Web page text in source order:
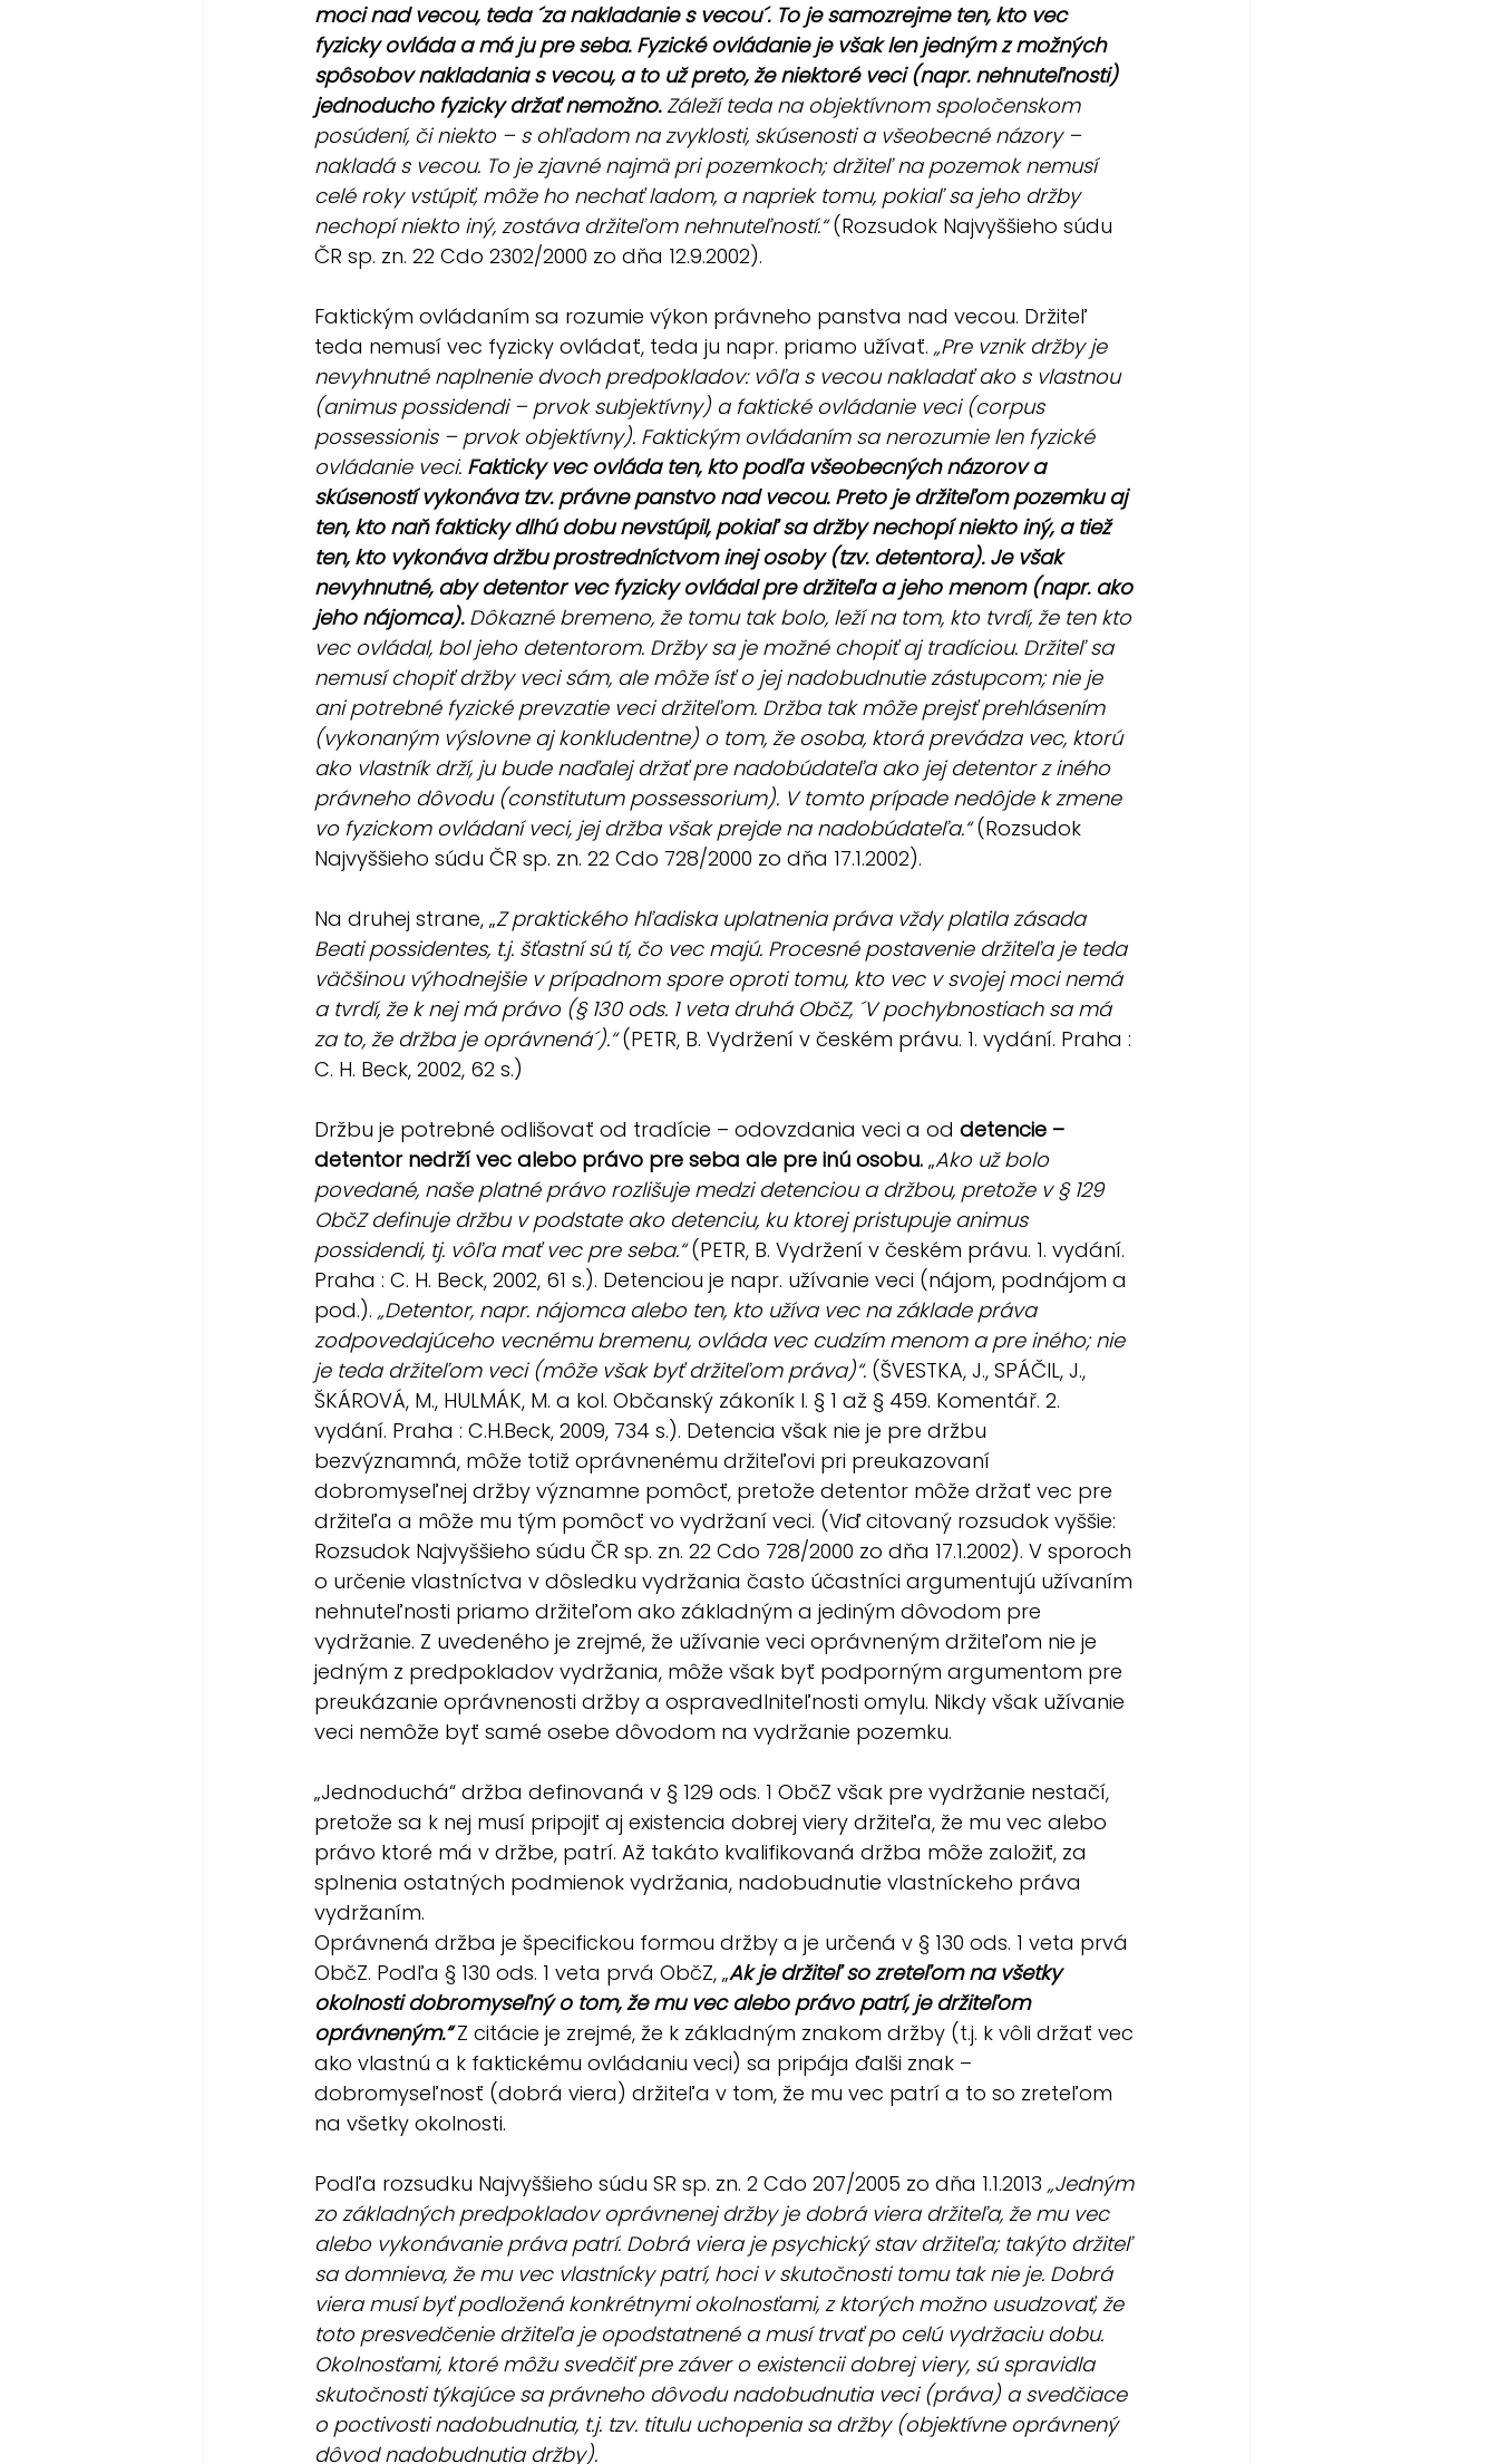
moci nad vecou, teda ´za nakladanie s vecou´. To je samozrejme ten, kto vec
fyzicky ovláda a má ju pre seba. Fyzické ovládanie je však len jedným z možných
spôsobov nakladania s vecou, a to už preto, že niektoré veci (napr. nehnuteľnosti)
jednoducho fyzicky držať nemožno. Záleží teda na objektívnom spoločenskom
posúdení, či niekto – s ohľadom na zvyklosti, skúsenosti a všeobecné názory –
nakladá s vecou. To je zjavné najmä pri pozemkoch; držiteľ na pozemok nemusí
celé roky vstúpiť, môže ho nechať ladom, a napriek tomu, pokiaľ sa jeho držby
nechopí niekto iný, zostáva držiteľom nehnuteľností.“ (Rozsudok Najvyššieho súdu
ČR sp. zn. 22 Cdo 2302/2000 zo dňa 12.9.2002).
Faktickým ovládaním sa rozumie výkon právneho panstva nad vecou. Držiteľ
teda nemusí vec fyzicky ovládať, teda ju napr. priamo užívať. „Pre vznik držby je
nevyhnutné naplnenie dvoch predpokladov: vôľa s vecou nakladať ako s vlastnou
(animus possidendi – prvok subjektívny) a faktické ovládanie veci (corpus
possessionis – prvok objektívny). Faktickým ovládaním sa nerozumie len fyzické
ovládanie veci. Fakticky vec ovláda ten, kto podľa všeobecných názorov a
skúseností vykonáva tzv. právne panstvo nad vecou. Preto je držiteľom pozemku aj
ten, kto naň fakticky dlhú dobu nevstúpil, pokiaľ sa držby nechopí niekto iný, a tiež
ten, kto vykonáva držbu prostredníctvom inej osoby (tzv. detentora). Je však
nevyhnutné, aby detentor vec fyzicky ovládal pre držiteľa a jeho menom (napr. ako
jeho nájomca). Dôkazné bremeno, že tomu tak bolo, leží na tom, kto tvrdí, že ten kto
vec ovládal, bol jeho detentorom. Držby sa je možné chopiť aj tradíciou. Držiteľ sa
nemusí chopiť držby veci sám, ale môže ísť o jej nadobudnutie zástupcom; nie je
ani potrebné fyzické prevzatie veci držiteľom. Držba tak môže prejsť prehlásením
(vykonaným výslovne aj konkludentne) o tom, že osoba, ktorá prevádza vec, ktorú
ako vlastník drží, ju bude naďalej držať pre nadobúdateľa ako jej detentor z iného
právneho dôvodu (constitutum possessorium). V tomto prípade nedôjde k zmene
vo fyzickom ovládaní veci, jej držba však prejde na nadobúdateľa.“ (Rozsudok
Najvyššieho súdu ČR sp. zn. 22 Cdo 728/2000 zo dňa 17.1.2002).
Na druhej strane, „Z praktického hľadiska uplatnenia práva vždy platila zásada
Beati possidentes, t.j. šťastní sú tí, čo vec majú. Procesné postavenie držiteľa je teda
väčšinou výhodnejšie v prípadnom spore oproti tomu, kto vec v svojej moci nemá
a tvrdí, že k nej má právo (§ 130 ods. 1 veta druhá ObčZ, ´V pochybnostiach sa má
za to, že držba je oprávnená´).“ (PETR, B. Vydržení v českém právu. 1. vydání. Praha :
C. H. Beck, 2002, 62 s.)
Držbu je potrebné odlišovať od tradície – odovzdania veci a od detencie –
detentor nedrží vec alebo právo pre seba ale pre inú osobu. „Ako už bolo
povedané, naše platné právo rozlišuje medzi detenciou a držbou, pretože v § 129
ObčZ definuje držbu v podstate ako detenciu, ku ktorej pristupuje animus
possidendi, tj. vôľa mať vec pre seba.“ (PETR, B. Vydržení v českém právu. 1. vydání.
Praha : C. H. Beck, 2002, 61 s.). Detenciou je napr. užívanie veci (nájom, podnájom a
pod.). „Detentor, napr. nájomca alebo ten, kto užíva vec na základe práva
zodpovedajúceho vecnému bremenu, ovláda vec cudzím menom a pre iného; nie
je teda držiteľom veci (môže však byť držiteľom práva)“. (ŠVESTKA, J., SPÁČIL, J.,
ŠKÁROVÁ, M., HULMÁK, M. a kol. Občanský zákoník I. § 1 až § 459. Komentář. 2.
vydání. Praha : C.H.Beck, 2009, 734 s.). Detencia však nie je pre držbu
bezvýznamná, môže totiž oprávnenému držiteľovi pri preukazovaní
dobromyseľnej držby významne pomôcť, pretože detentor môže držať vec pre
držiteľa a môže mu tým pomôcť vo vydržaní veci. (Viď citovaný rozsudok vyššie:
Rozsudok Najvyššieho súdu ČR sp. zn. 22 Cdo 728/2000 zo dňa 17.1.2002). V sporoch
o určenie vlastníctva v dôsledku vydržania často účastníci argumentujú užívaním
nehnuteľnosti priamo držiteľom ako základným a jediným dôvodom pre
vydržanie. Z uvedeného je zrejmé, že užívanie veci oprávneným držiteľom nie je
jedným z predpokladov vydržania, môže však byť podporným argumentom pre
preukázanie oprávnenosti držby a ospravedlniteľnosti omylu. Nikdy však užívanie
veci nemôže byť samé osebe dôvodom na vydržanie pozemku.
„Jednoduchá“ držba definovaná v § 129 ods. 1 ObčZ však pre vydržanie nestačí,
pretože sa k nej musí pripojiť aj existencia dobrej viery držiteľa, že mu vec alebo
právo ktoré má v držbe, patrí. Až takáto kvalifikovaná držba môže založiť, za
splnenia ostatných podmienok vydržania, nadobudnutie vlastníckeho práva
vydržaním.
Oprávnená držba je špecifickou formou držby a je určená v § 130 ods. 1 veta prvá
ObčZ. Podľa § 130 ods. 1 veta prvá ObčZ, „Ak je držiteľ so zreteľom na všetky
okolnosti dobromyseľný o tom, že mu vec alebo právo patrí, je držiteľom
oprávneným.“ Z citácie je zrejmé, že k základným znakom držby (t.j. k vôli držať vec
ako vlastnú a k faktickému ovládaniu veci) sa pripája ďalši znak –
dobromyseľnosť (dobrá viera) držiteľa v tom, že mu vec patrí a to so zreteľom
na všetky okolnosti.
Podľa rozsudku Najvyššieho súdu SR sp. zn. 2 Cdo 207/2005 zo dňa 1.1.2013 „Jedným
zo základných predpokladov oprávnenej držby je dobrá viera držiteľa, že mu vec
alebo vykonávanie práva patrí. Dobrá viera je psychický stav držiteľa; takýto držiteľ
sa domnieva, že mu vec vlastnícky patrí, hoci v skutočnosti tomu tak nie je. Dobrá
viera musí byť podložená konkrétnymi okolnosťami, z ktorých možno usudzovať, že
toto presvedčenie držiteľa je opodstatnené a musí trvať po celú vydržaciu dobu.
Okolnosťami, ktoré môžu svedčiť pre záver o existencii dobrej viery, sú spravidla
skutočnosti týkajúce sa právneho dôvodu nadobudnutia veci (práva) a svedčiace
o poctivosti nadobudnutia, t.j. tzv. titulu uchopenia sa držby (objektívne oprávnený
dôvod nadobudnutia držby).